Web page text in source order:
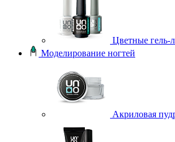
Цветные гель-
Моделирование ногтей
Акриловая